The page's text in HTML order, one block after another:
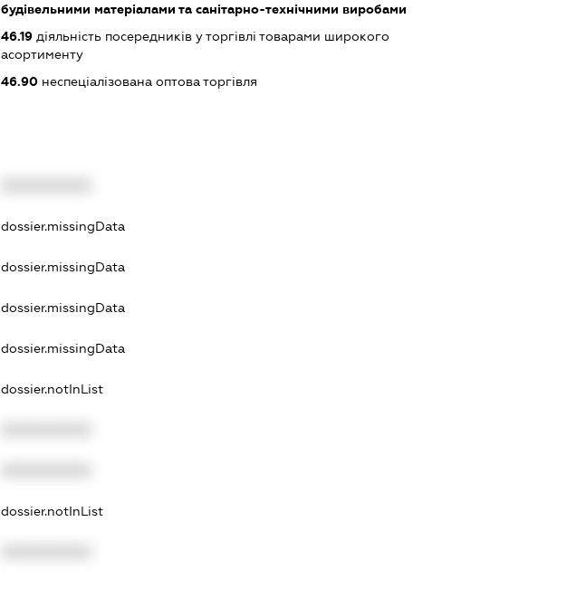
будівельними матеріалами та санітарно-технічними виробами
46.19діяльність посередників у торгівлі товарами широкого
асортименту
46.90неспеціалізована оптова торгівля
dossier.missingData
dossier.missingData
dossier.missingData
dossier.missingData
dossier.notInList
dossier.notInList